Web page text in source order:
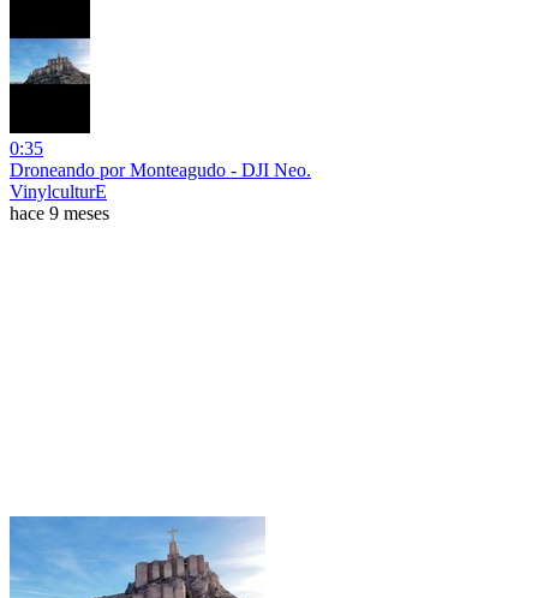
0:35
Droneando por Monteagudo - DJI Neo.
VinylculturE
hace 9 meses